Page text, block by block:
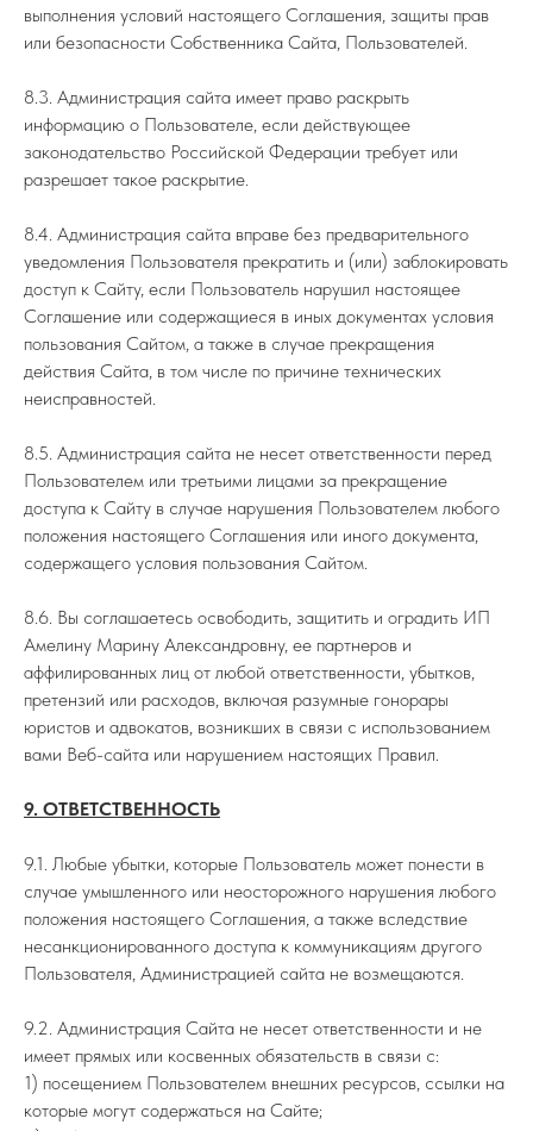
выполнения условий настоящего Соглашения, защиты прав
или безопасности Собственника Сайта, Пользователей.
8.3. Администрация сайта имеет право раскрыть
информацию о Пользователе, если действующее
законодательство Российской Федерации требует или
разрешает такое раскрытие.
8.4. Администрация сайта вправе без предварительного
уведомления Пользователя прекратить и (или) заблокировать
доступ к Сайту, если Пользователь нарушил настоящее
Соглашение или содержащиеся в иных документах условия
пользования Сайтом, а также в случае прекращения
действия Сайта, в том числе по причине технических
неисправностей.
8.5. Администрация сайта не несет ответственности перед
Пользователем или третьими лицами за прекращение
доступа к Сайту в случае нарушения Пользователем любого
положения настоящего Соглашения или иного документа,
содержащего условия пользования Сайтом.
8.6. Вы соглашаетесь освободить, защитить и оградить ИП
Амелину Марину Александровну, ее партнеров и
аффилированных лиц от любой ответственности, убытков,
претензий или расходов, включая разумные гонорары
юристов и адвокатов, возникших в связи с использованием
вами Веб-сайта или нарушением настоящих Правил.
9. ОТВЕТСТВЕННОСТЬ
9.1. Любые убытки, которые Пользователь может понести в
случае умышленного или неосторожного нарушения любого
положения настоящего Соглашения, а также вследствие
несанкционированного доступа к коммуникациям другого
Пользователя, Администрацией сайта не возмещаются.
9.2. Администрация Сайта не несет ответственности и не
имеет прямых или косвенных обязательств в связи с:
1) посещением Пользователем внешних ресурсов, ссылки на
которые могут содержаться на Сайте;